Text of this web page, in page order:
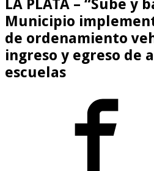
LA PLATA – “Sube y
Municipio
de ordenamiento
ingreso y egreso de
escuelas